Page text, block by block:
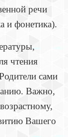
речи
и фонетика).
чтения
сами
Важно,
Вашего